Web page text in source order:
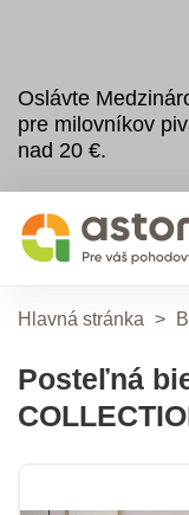
Oslávte
pre milovníkov
nad 20 €.
Hlavná stránka >
Posteľná